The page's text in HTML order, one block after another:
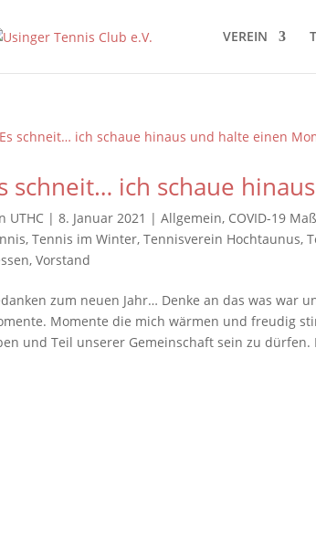
VEREIN
schneit… ich schaue
UTHC |8. Januar 2021 |Allgemein, COVID-19
,Tennis im Winter,Tennisverein Hochtaunus,
,Vorstand
zum neuen Jahr… Denke an das was war
Momente die mich wärmen und freudig
und Teil unserer Gemeinschaft sein zu dürfen.